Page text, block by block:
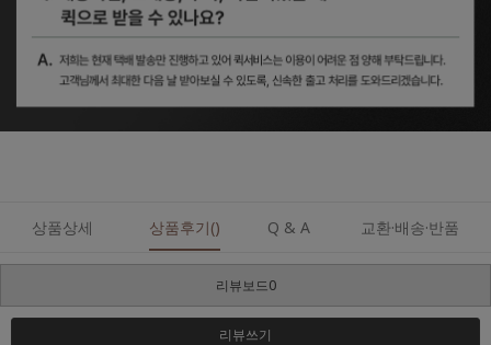
상품상세 상품후기() Q & A 교환·배송·반품
리뷰보드0
리뷰쓰기